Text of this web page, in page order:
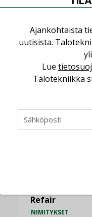
jämähtänyt
MIELIPIDE
KATSO
Refair
NIMITYKSET
Ajankohtaista
uutisista.
Lue
Talotekniikka